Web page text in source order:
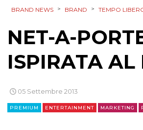
BRAND NEWS > BRAND > TEMPO
NET-A-
ISPIRATA AL
05 Settembre 2013
PREMIUM ENTERTAINMENT MARKETING